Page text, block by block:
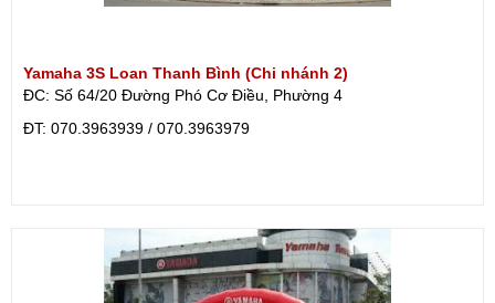
Yamaha 3S Loan Thanh Bình (Chi nhánh 2)
ĐC: Số 64/20 Đường Phó Cơ Điều, Phường 4
ÐT: 070.3963939 / 070.3963979